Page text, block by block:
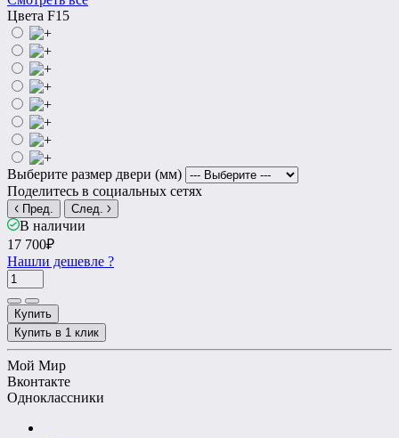
Цвета F15
Выберите размер двери (мм)
Поделитесь в социальных сетях
Пред. След.
В наличии
17 700₽
Нашли дешевле ?
Купить
Купить в 1 клик
Мой Мир
Вконтакте
Одноклассники